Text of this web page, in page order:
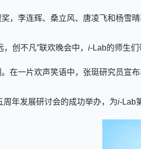
， 李连辉、桑立风、唐凌飞和杨雪
，创不凡”联欢晚会中， i-Lab的师生
在一片欢声笑语中，张珽研究员宣
周年发展研讨会的成功举办， 为i-Lab